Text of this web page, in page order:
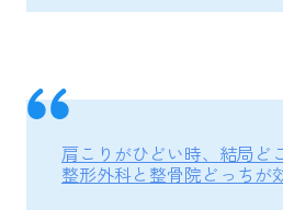
肩こりがひどい時、結局ど
整形外科と整骨院どっちが